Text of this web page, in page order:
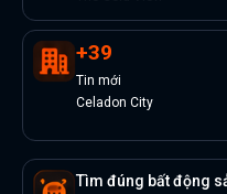
+39
Tin mới
Celadon City
Tìm đúng bất động